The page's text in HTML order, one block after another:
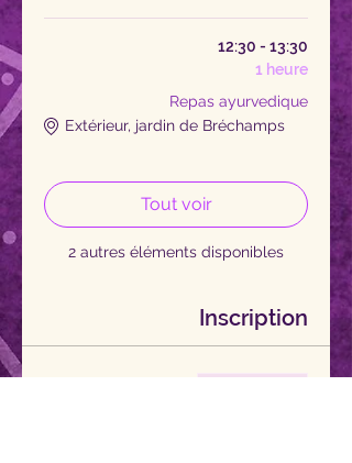
12:30 - 13:30
1 heure
Repas ayurvedique
Extérieur, jardin de Bréchamps
2 autres éléments disponibles
Tout voir
Inscription